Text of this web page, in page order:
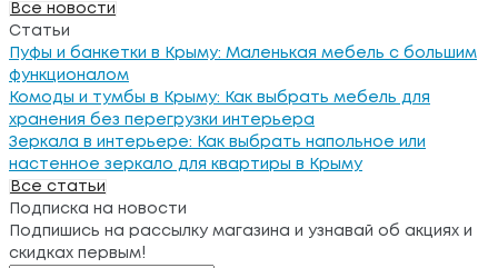
Все новости
Статьи
Пуфы и банкетки в Крыму: Маленькая мебель с большим
функционалом
Комоды и тумбы в Крыму: Как выбрать мебель для
хранения без перегрузки интерьера
Зеркала в интерьере: Как выбрать напольное или
настенное зеркало для квартиры в Крыму
Все статьи
Подписка на новости
Подпишись на рассылку магазина и узнавай об акциях и
скидках первым!